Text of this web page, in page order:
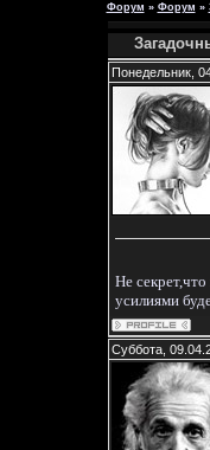
Форум » Форум »
Понедельник,
Не
усилиями
Суббота,